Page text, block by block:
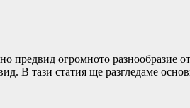
предвид огромното
В тази статия ще разгледаме